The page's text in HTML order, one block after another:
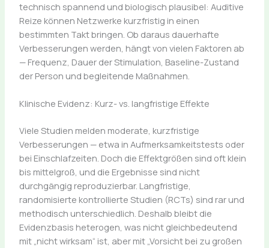
technisch spannend und biologisch plausibel: Auditive
Reize können Netzwerke kurzfristig in einen
bestimmten Takt bringen. Ob daraus dauerhafte
Verbesserungen werden, hängt von vielen Faktoren ab
— Frequenz, Dauer der Stimulation, Baseline-Zustand
der Person und begleitende Maßnahmen.
Klinische Evidenz: Kurz- vs. langfristige Effekte
Viele Studien melden moderate, kurzfristige
Verbesserungen — etwa in Aufmerksamkeitstests oder
bei Einschlafzeiten. Doch die Effektgrößen sind oft klein
bis mittelgroß, und die Ergebnisse sind nicht
durchgängig reproduzierbar. Langfristige,
randomisierte kontrollierte Studien (RCTs) sind rar und
methodisch unterschiedlich. Deshalb bleibt die
Evidenzbasis heterogen, was nicht gleichbedeutend
mit „nicht wirksam“ ist, aber mit „Vorsicht bei zu großen